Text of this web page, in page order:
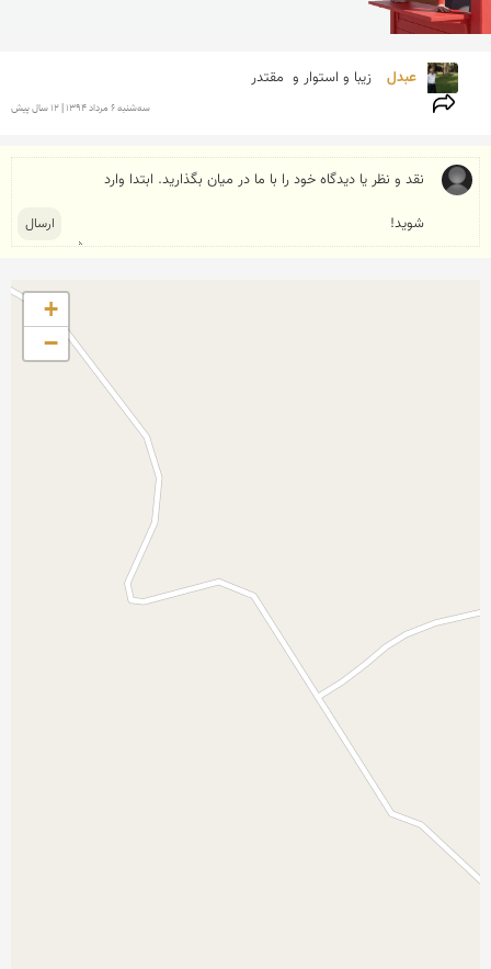
عبدل زیبا و استوار و  مقتدر
سه‌شنبه 6 مرداد 1394 | 12 سال پیش
+
−